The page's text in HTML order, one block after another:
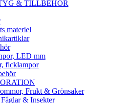
& TILLBEHÖR
materiel
LED mm
ficklampor
Frukt & Grönsaker
& Insekter